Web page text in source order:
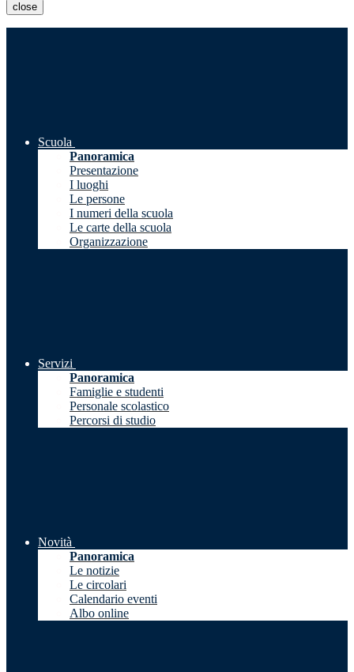
close
Scuola
Panoramica
Presentazione
I luoghi
Le persone
I numeri della scuola
Le carte della scuola
Organizzazione
Servizi
Panoramica
Famiglie e studenti
Personale scolastico
Percorsi di studio
Novità
Panoramica
Le notizie
Le circolari
Calendario eventi
Albo online